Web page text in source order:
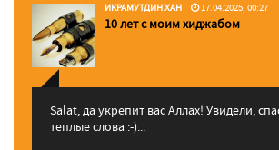
ИКРАМУТДИН ХАН 17.04.2025, 00:27
10 лет с моим хиджабом
Salat, да укрепит вас Аллаx! Увидели,
теплые слова :-)...